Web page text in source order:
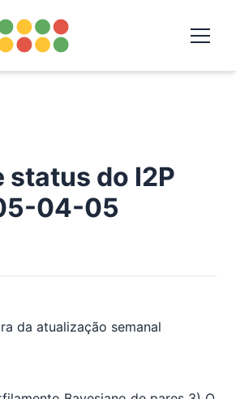
status do I2P
04-05
da atualização semanal